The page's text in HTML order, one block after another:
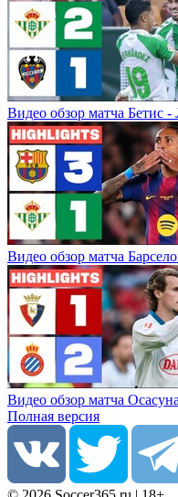
Видео обзор матча Бетис -
Видео обзор матча
Видео обзор матча
Полная версия